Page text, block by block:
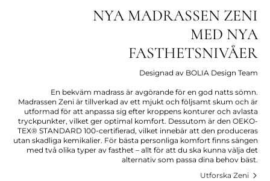
NYA MADRASSEN ZENI
MED NYA
FASTHETSNIVÅER
Designad av BOLIA Design Team
En bekväm madrass är avgörande för en god natts sömn.
Madrassen Zeni är tillverkad av ett mjukt och följsamt skum och är
utformad för att anpassa sig efter kroppens konturer och avlasta
tryckpunkter, vilket ger optimal komfort. Dessutom är den OEKO-
TEX® STANDARD 100-certifierad, vilket innebär att den produceras
utan skadliga kemikalier. För bästa personliga komfort finns sängen
med två olika typer av fasthet – allt för att du ska kunna välja det
alternativ som passa dina behov bäst.
Utforska Zeni